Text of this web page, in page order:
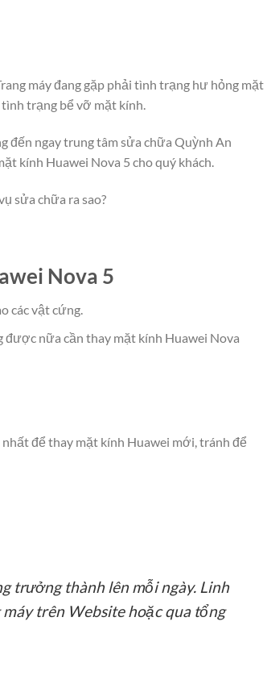
máy đang gặp phải tình trạng hư hỏng mặt
trạng bể vỡ mặt kính.
đến ngay trung tâm sửa chữa Quỳnh An
kính Huawei Nova 5 cho quý khách.
sửa chữa ra sao?
Nova 5
các vật cứng.
được nữa cần thay mặt kính Huawei Nova
để thay mặt kính Huawei mới, tránh để
trưởng thành lên mỗi ngày. Linh
trên Website hoặc qua tổng